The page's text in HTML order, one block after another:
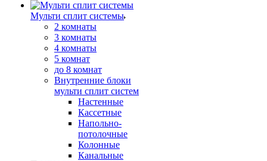
Мульти сплит системы
2 комнаты
3 комнаты
4 комнаты
5 комнат
до 8 комнат
Внутренние блоки
мульти сплит систем
Настенные
Кассетные
Напольно-
потолочные
Колонные
Канальные